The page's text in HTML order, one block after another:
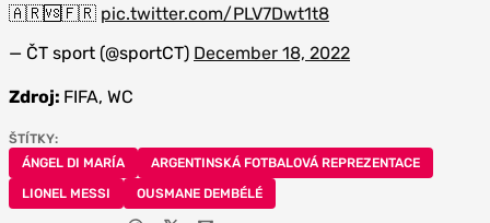
🇦🇷🆚🇫🇷 pic.twitter.com/PLV7Dwt1t8
— ČT sport (@sportCT) December 18, 2022
Zdroj: FIFA, WC
ŠTÍTKY:
ÁNGEL DI MARÍA
ARGENTINSKÁ FOTBALOVÁ REPREZENTACE
LIONEL MESSI
OUSMANE DEMBÉLÉ